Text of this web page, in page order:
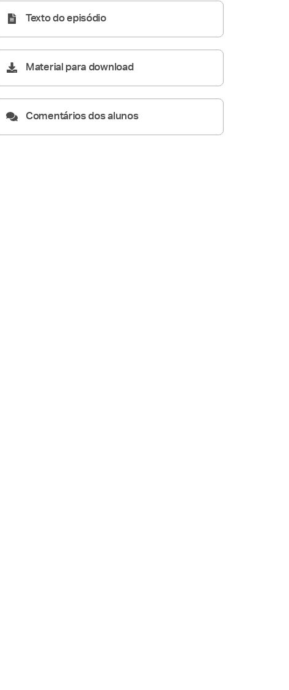
Texto do episódio
Material para download
Comentários dos alunos